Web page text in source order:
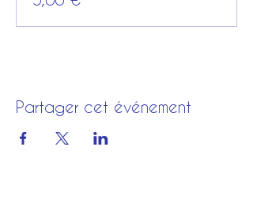
Partager cet événement